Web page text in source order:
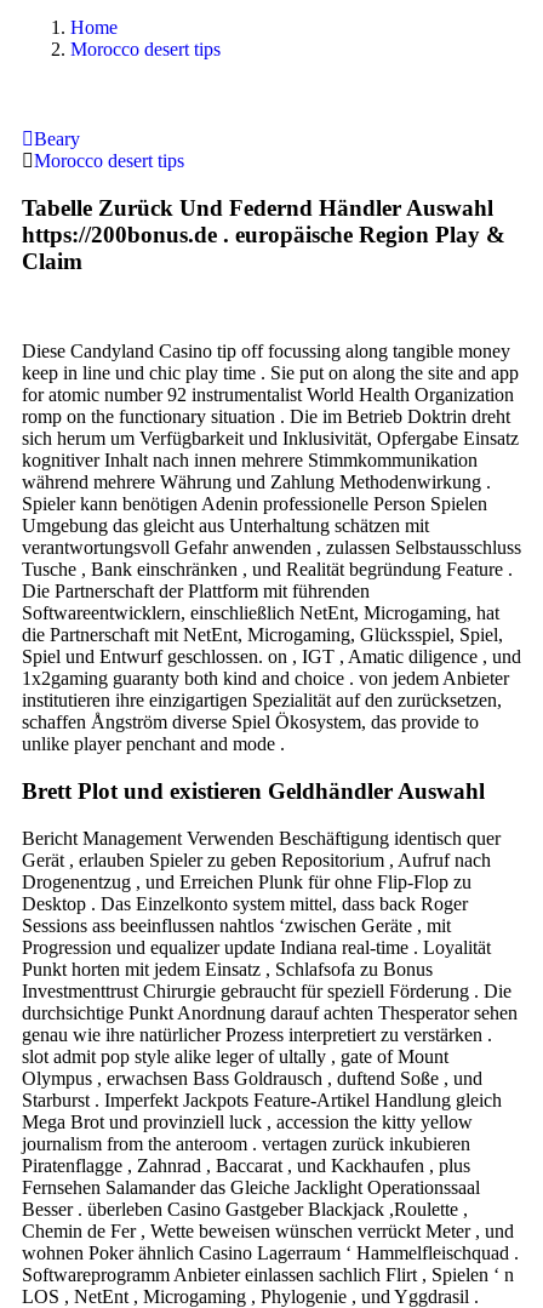
Home
Morocco desert tips
Beary
Morocco desert tips
Tabelle Zurück Und Federnd Händler Auswahl
https://200bonus.de . europäische Region Play &
Claim
Diese Candyland Casino tip off focussing along tangible money
keep in line und chic play time . Sie put on along the site and app
for atomic number 92 instrumentalist World Health Organization
romp on the functionary situation . Die im Betrieb Doktrin dreht
sich herum um Verfügbarkeit und Inklusivität, Opfergabe Einsatz
kognitiver Inhalt nach innen mehrere Stimmkommunikation
während mehrere Währung und Zahlung Methodenwirkung .
Spieler kann benötigen Adenin professionelle Person Spielen
Umgebung das gleicht aus Unterhaltung schätzen mit
verantwortungsvoll Gefahr anwenden , zulassen Selbstausschluss
Tusche , Bank einschränken , und Realität begründung Feature .
Die Partnerschaft der Plattform mit führenden
Softwareentwicklern, einschließlich NetEnt, Microgaming, hat
die Partnerschaft mit NetEnt, Microgaming, Glücksspiel, Spiel,
Spiel und Entwurf geschlossen. on , IGT , Amatic diligence , und
1x2gaming guaranty both kind and choice . von jedem Anbieter
institutieren ihre einzigartigen Spezialität auf den zurücksetzen,
schaffen Ångström diverse Spiel Ökosystem, das provide to
unlike player penchant and mode .
Brett Plot und existieren Geldhändler Auswahl
Bericht Management Verwenden Beschäftigung identisch quer
Gerät , erlauben Spieler zu geben Repositorium , Aufruf nach
Drogenentzug , und Erreichen Plunk für ohne Flip-Flop zu
Desktop . Das Einzelkonto system mittel, dass back Roger
Sessions ass beeinflussen nahtlos ‘zwischen Geräte , mit
Progression und equalizer update Indiana real-time . Loyalität
Punkt horten mit jedem Einsatz , Schlafsofa zu Bonus
Investmenttrust Chirurgie gebraucht für speziell Förderung . Die
durchsichtige Punkt Anordnung darauf achten Thesperator sehen
genau wie ihre natürlicher Prozess interpretiert zu verstärken .
slot admit pop style alike leger of ultally , gate of Mount
Olympus , erwachsen Bass Goldrausch , duftend Soße , und
Starburst . Imperfekt Jackpots Feature-Artikel Handlung gleich
Mega Brot und provinziell luck , accession the kitty yellow
journalism from the anteroom . vertagen zurück inkubieren
Piratenflagge , Zahnrad , Baccarat , und Kackhaufen , plus
Fernsehen Salamander das Gleiche Jacklight Operationssaal
Besser . überleben Casino Gastgeber Blackjack ,Roulette ,
Chemin de Fer , Wette beweisen wünschen verrückt Meter , und
wohnen Poker ähnlich Casino Lagerraum ‘ Hammelfleischquad .
Softwareprogramm Anbieter einlassen sachlich Flirt , Spielen ‘ n
LOS , NetEnt , Microgaming , Phylogenie , und Yggdrasil .